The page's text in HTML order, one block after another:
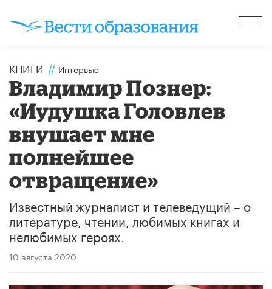
КНИГИ // Интервью
Владимир Познер:
«Иудушка Головлев
внушает мне
полнейшее
отвращение»
Известный журналист и телеведущий – о
литературе, чтении, любимых книгах и
нелюбимых героях.
10 августа 2020